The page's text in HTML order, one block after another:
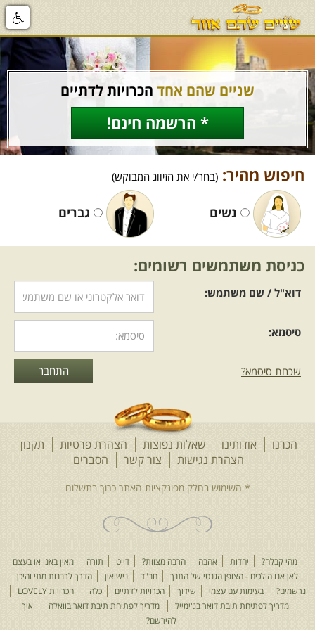
שניים שהם אחד הכרויות לדתיים
* הרשמה חינם!
חיפוש מהיר: (בחר/י את הזיווג המבוקש)
נשים גברים
כניסת משתמשים רשומים:
דוא"ל / שם משתמש:
סיסמא:
שכחת סיסמא?
הכרנו אודותינו שאלות נפוצות הצהרת פרטיות
תקנון
הצהרת נגישות
צור קשר הסברים
מהי קבלה? יהדות אהבה הרבה מצוות? דייט תורה
מאין באנו או בעצם
לאן אנו הולכים - הצופן הגנטי של התנך
חב"ד נישואין
הדרך לרבנות מתי והיכן
נרשמים?
בעימות עם עצמי שידוך הכרויות לדתיים כלה
הכרויות LOVELY
מדריך לפתיחת תיבת דואר בג'ימייל
מדריך לפתיחת תיבת דואר בוואלה
איך
להירשם?